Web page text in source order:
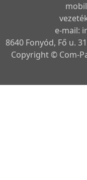
e-mail:
8640 Fonyód, Fő u.
Copyright © Com-